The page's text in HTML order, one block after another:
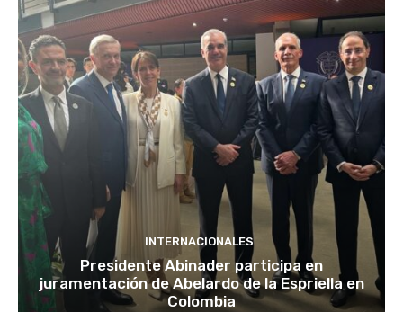
INTERNACIONALES
Presidente Abinader participa en
juramentación de Abelardo de la Espriella en
Colombia